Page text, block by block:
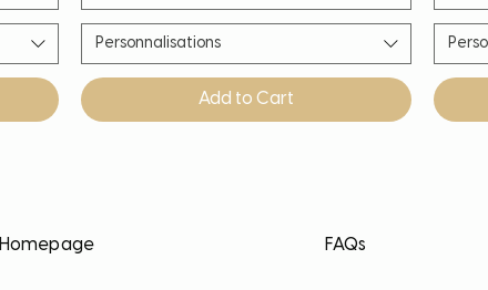
Personnalisations
Add to Cart
Homepage FAQs